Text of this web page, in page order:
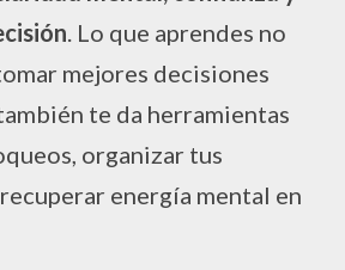
. Lo que aprendes no
mejores decisiones
te da herramientas
organizar tus
energía mental en